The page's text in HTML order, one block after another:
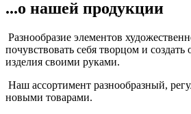
...о нашей продукции
Разнообразие элементов
почувствовать себя творцом и
изделия своими руками.
Наш ассортимент разнообразный,
новыми товарами.